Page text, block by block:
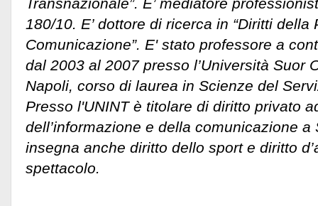
180/10. E’ dottore di ricerca in “Diritti
Comunicazione”. E' stato professore a
dal 2003 al 2007 presso l’Università Suor
Napoli, corso di laurea in Scienze del
Presso l'UNINT è titolare di diritto privato
dell’informazione e della comunicazione
insegna anche diritto dello sport e diritto
spettacolo.